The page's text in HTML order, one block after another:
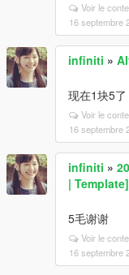
Voir le
16 septembre
infiniti »
现在1块5了
Voir le
16 septembre
infiniti »
| Template]
5毛谢谢
Voir le
16 septembre